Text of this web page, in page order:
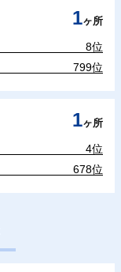
1ヶ所
8位
799位
1ヶ所
4位
678位